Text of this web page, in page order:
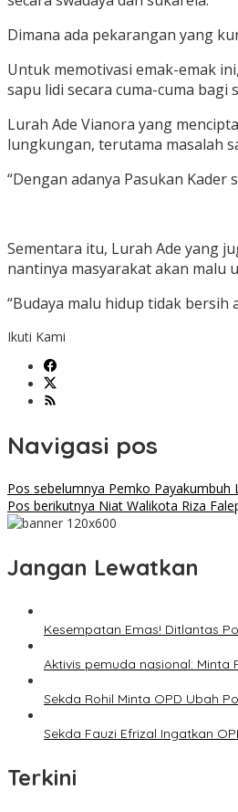
Dimana ada pekarangan yang
Untuk memotivasi emak-emak
sapu lidi secara cuma-cuma bagi
Lurah Ade Vianora yang
lungkungan, terutama masalah
“Dengan adanya Pasukan
Sementara itu, Lurah Ade yang
nantinya masyarakat akan malu
“Budaya malu hidup tidak bersih
Ikuti Kami
Navigasi pos
Pos sebelumnya Pemko Payakumbuh
Pos berikutnya Niat Walikota Riza
Jangan Lewatkan
Kesempatan Emas! Ditlantas
Aktivis pemuda nasional: Minta
Sekda Rohil Minta OPD Ubah
Sekda Fauzi Efrizal Ingatkan
Terkini